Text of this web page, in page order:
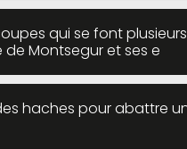
qui se font
Montsegur et ses e
haches pour abattre